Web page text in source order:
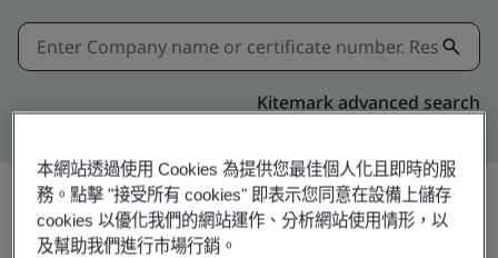
Kitemark advanced search
本網站透過使用 Cookies 為提供您最佳個人化且即時的服
務。點擊 "接受所有 cookies" 即表示您同意在設備上儲存
cookies 以優化我們的網站運作、分析網站使用情形，以
及幫助我們進行市場行銷。